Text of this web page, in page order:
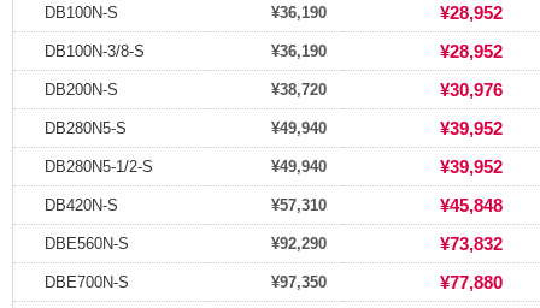
DB100N-S ¥36,190 ¥28,952
DB100N-3/8-S ¥36,190 ¥28,952
DB200N-S ¥38,720 ¥30,976
DB280N5-S ¥49,940 ¥39,952
DB280N5-1/2-S ¥49,940 ¥39,952
DB420N-S ¥57,310 ¥45,848
DBE560N-S ¥92,290 ¥73,832
DBE700N-S ¥97,350 ¥77,880